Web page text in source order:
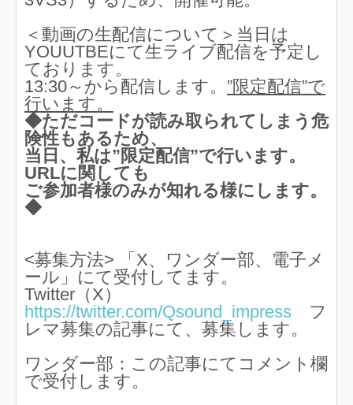
＜動画の生配信について＞当日は
YOUUTBEにて生ライブ配信を予定し
ております。
13:30～から配信します。 ”限定配信”で
行います。
◆ただコードが読み取られてしまう危
険性もあるため、
当日、私は”限定配信”で行います。
URLに関しても
ご参加者様のみが知れる様にします。
◆
<募集方法> 「X、ワンダー部、電子メ
ール」にて受付してます。
Twitter（X）
https://twitter.com/Qsound_impress フ
レマ募集の記事にて、募集します。
ワンダー部：この記事にてコメント欄
で受付します。